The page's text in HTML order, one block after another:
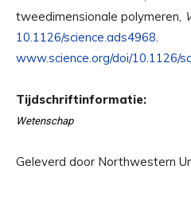
tweedimensionale polymeren,
10.1126/science.ads4968.
www.science.org/doi/10.1126/
Tijdschriftinformatie:
Wetenschap
Geleverd door Northwestern